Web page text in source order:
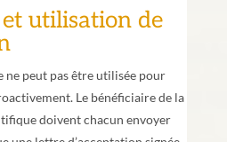
utilisation de
peut pas être utilisée pour
Le bénéficiaire de la
doivent chacun envoyer